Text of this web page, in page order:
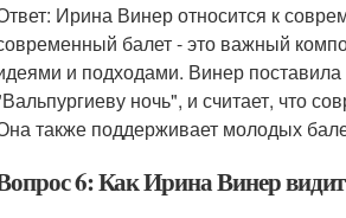
Ирина Винер относится к
балет - это важный
и подходами. Винер
ночь", и считает, что
также поддерживает молодых
6: Как Ирина Винер видит